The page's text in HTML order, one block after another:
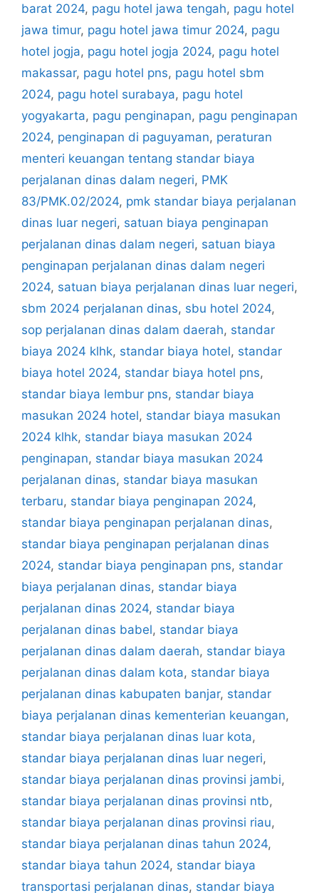
barat 2024, pagu hotel jawa tengah, pagu hotel
jawa timur, pagu hotel jawa timur 2024, pagu
hotel jogja, pagu hotel jogja 2024, pagu hotel
makassar, pagu hotel pns, pagu hotel sbm
2024, pagu hotel surabaya, pagu hotel
yogyakarta, pagu penginapan, pagu penginapan
2024, penginapan di paguyaman, peraturan
menteri keuangan tentang standar biaya
perjalanan dinas dalam negeri, PMK
83/PMK.02/2024, pmk standar biaya perjalanan
dinas luar negeri, satuan biaya penginapan
perjalanan dinas dalam negeri, satuan biaya
penginapan perjalanan dinas dalam negeri
2024, satuan biaya perjalanan dinas luar negeri,
sbm 2024 perjalanan dinas, sbu hotel 2024,
sop perjalanan dinas dalam daerah, standar
biaya 2024 klhk, standar biaya hotel, standar
biaya hotel 2024, standar biaya hotel pns,
standar biaya lembur pns, standar biaya
masukan 2024 hotel, standar biaya masukan
2024 klhk, standar biaya masukan 2024
penginapan, standar biaya masukan 2024
perjalanan dinas, standar biaya masukan
terbaru, standar biaya penginapan 2024,
standar biaya penginapan perjalanan dinas,
standar biaya penginapan perjalanan dinas
2024, standar biaya penginapan pns, standar
biaya perjalanan dinas, standar biaya
perjalanan dinas 2024, standar biaya
perjalanan dinas babel, standar biaya
perjalanan dinas dalam daerah, standar biaya
perjalanan dinas dalam kota, standar biaya
perjalanan dinas kabupaten banjar, standar
biaya perjalanan dinas kementerian keuangan,
standar biaya perjalanan dinas luar kota,
standar biaya perjalanan dinas luar negeri,
standar biaya perjalanan dinas provinsi jambi,
standar biaya perjalanan dinas provinsi ntb,
standar biaya perjalanan dinas provinsi riau,
standar biaya perjalanan dinas tahun 2024,
standar biaya tahun 2024, standar biaya
transportasi perjalanan dinas, standar biaya